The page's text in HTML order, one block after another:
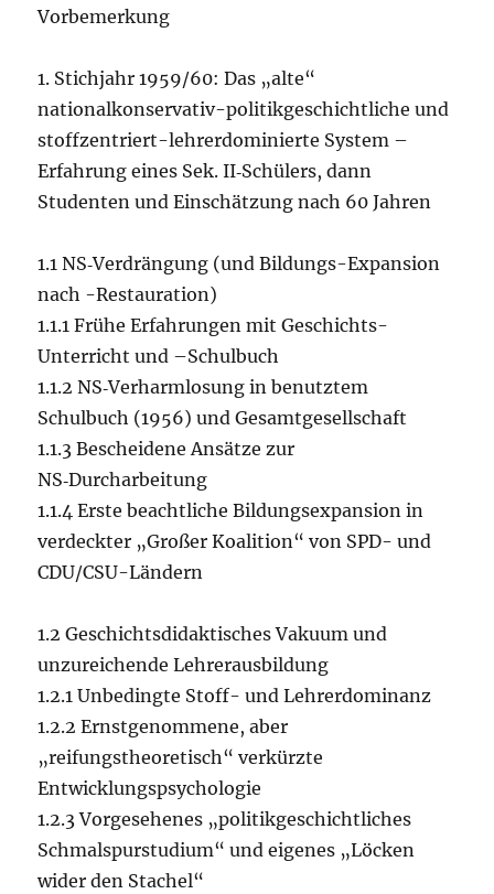
Vorbemerkung
1. Stichjahr 1959/60: Das „alte“
nationalkonservativ-politikgeschichtliche und
stoffzentriert-lehrerdominierte System –
Erfahrung eines Sek. II‑Schülers, dann
Studenten und Einschätzung nach 60 Jahren
1.1 NS‑Verdrängung (und Bildungs-Expansion
nach -Restauration)
1.1.1 Frühe Erfahrungen mit Geschichts-
Unterricht und –Schulbuch
1.1.2 NS‑Verharmlosung in benutztem
Schulbuch (1956) und Gesamtgesellschaft
1.1.3 Bescheidene Ansätze zur
NS‑Durcharbeitung
1.1.4 Erste beachtliche Bildungsexpansion in
verdeckter „Großer Koalition“ von SPD- und
CDU/CSU-Ländern
1.2 Geschichtsdidaktisches Vakuum und
unzureichende Lehrerausbildung
1.2.1 Unbedingte Stoff- und Lehrerdominanz
1.2.2 Ernstgenommene, aber
„reifungstheoretisch“ verkürzte
Entwicklungspsychologie
1.2.3 Vorgesehenes „politikgeschichtliches
Schmalspurstudium“ und eigenes „Löcken
wider den Stachel“